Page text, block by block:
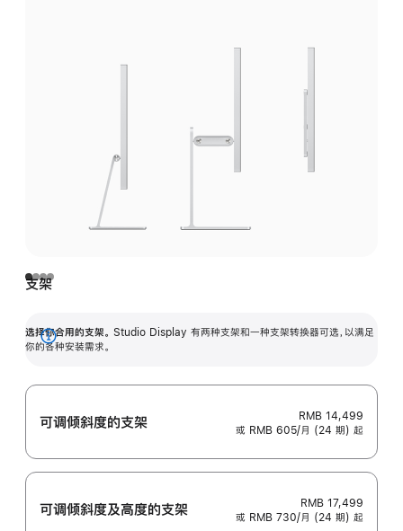
支架
选择你合用的支架。 Studio Display 有两种支架和一种支架转换器可选，以满足
你的各种安装需求。
展
可调倾斜度的支架
RMB 14,499
或 RMB 605/月 (24 期) 起
可调倾斜度及高‍度的支‍架
RMB 17,499
或 RMB 730/月 (24 期) 起